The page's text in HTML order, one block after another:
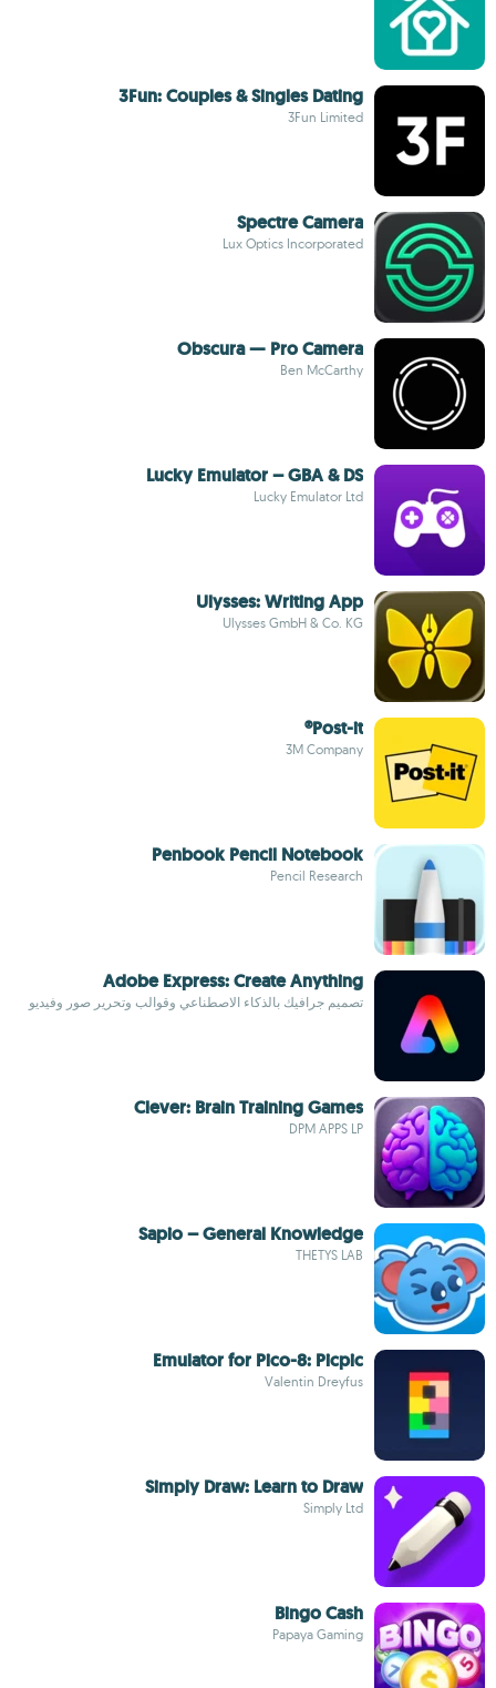
3Fun: Couples & Singles Dating
3Fun Limited
Spectre Camera
Lux Optics Incorporated
Obscura — Pro Camera
Ben McCarthy
Lucky Emulator – GBA & DS
Lucky Emulator Ltd
Ulysses: Writing App
Ulysses GmbH & Co. KG
Post-it®
3M Company
Penbook Pencil Notebook
Pencil Research
Adobe Express: Create Anything
تصميم جرافيك بالذكاء الاصطناعي وقوالب وتحرير صور وفيديو
Clever: Brain Training Games
DPM APPS LP
Sapio – General Knowledge
THETYS LAB
Emulator for Pico-8: Picpic
Valentin Dreyfus
Simply Draw: Learn to Draw
Simply Ltd
Bingo Cash
Papaya Gaming